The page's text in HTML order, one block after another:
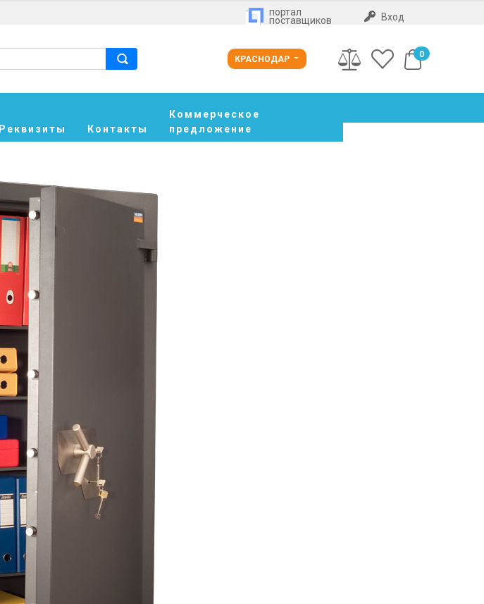
портал
поставщиков Вход
КРАСНОДАР 0
Реквизиты Контакты
Коммерческое
предложение